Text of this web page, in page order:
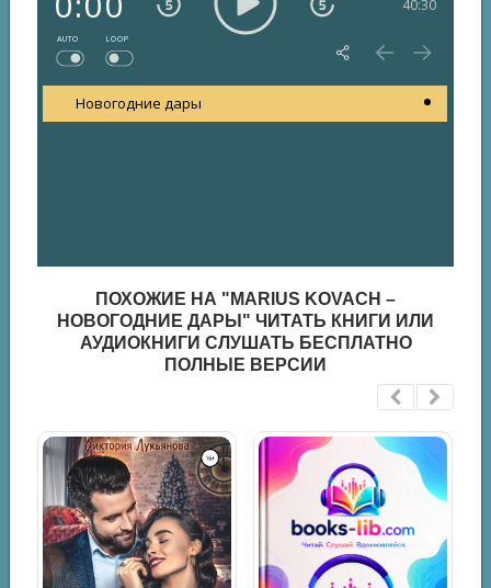
40:30
AUTO LOOP
Новогодние дары
ПОХОЖИЕ НА "MARIUS KOVACH –
НОВОГОДНИЕ ДАРЫ" ЧИТАТЬ КНИГИ ИЛИ
АУДИОКНИГИ СЛУШАТЬ БЕСПЛАТНО
ПОЛНЫЕ ВЕРСИИ